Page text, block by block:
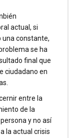
actual, si
una constante,
se ha
final que
ciudadano en
entre la
de la
y no así
la actual crisis